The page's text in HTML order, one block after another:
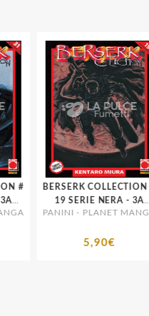
#
BERSERK COLLECTION #
19 SERIE NERA - 3A
RISTAMPA
PANINI - PLANET MANGA
5,90€